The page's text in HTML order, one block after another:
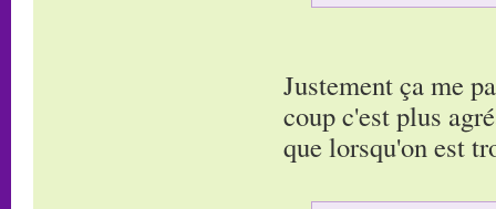
Justement ça me
coup c'est plus
que lorsqu'on est